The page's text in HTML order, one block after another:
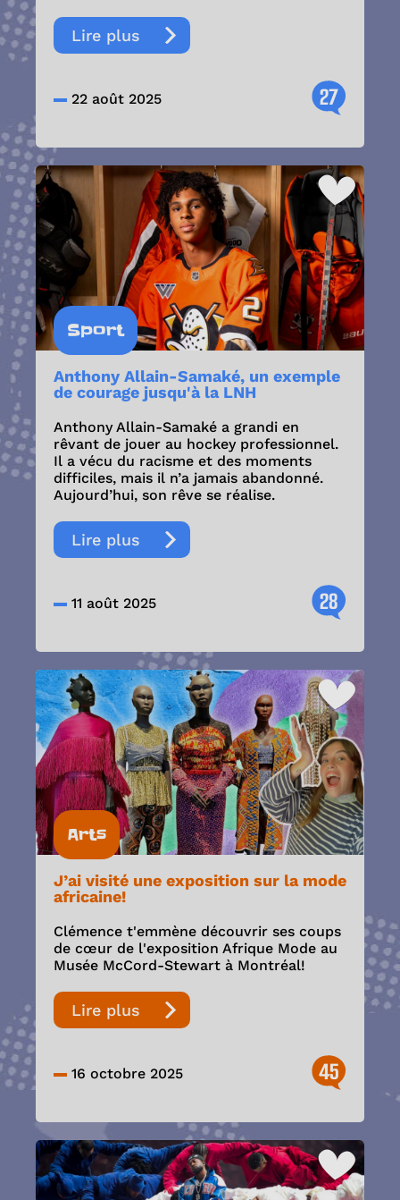
Lire plus
22 août 2025 27
Sport
Anthony Allain-Samaké, un exemple
de courage jusqu'à la LNH
Anthony Allain-Samaké a grandi en
rêvant de jouer au hockey professionnel.
Il a vécu du racisme et des moments
difficiles, mais il n’a jamais abandonné.
Aujourd’hui, son rêve se réalise.
Lire plus
11 août 2025 28
Arts
J’ai visité une exposition sur la mode
africaine!
Clémence t'emmène découvrir ses coups
de cœur de l'exposition Afrique Mode au
Musée McCord-Stewart à Montréal!
Lire plus
16 octobre 2025 45